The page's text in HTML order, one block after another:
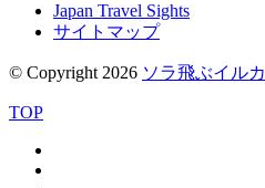
Japan Travel Sights
サイトマップ
© Copyright 2026 ソラ飛ぶイルカ
TOP